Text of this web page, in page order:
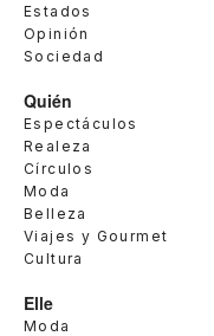
Estados
Opinión
Sociedad
Quién
Espectáculos
Realeza
Círculos
Moda
Belleza
Viajes y Gourmet
Cultura
Elle
Moda